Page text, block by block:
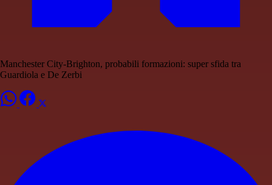
Manchester City-Brighton, probabili formazioni: super sfida tra
Guardiola e De Zerbi